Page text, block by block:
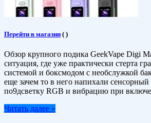
Перейти в магазин ( )
Обзор крупного подика GeekVape Digi
ситуация, где уже практически стерта
системой и боксмодом с необслужкой
еще зачем то в него напихали
по9дсветку RGB и вибрацию при
Читать далее »